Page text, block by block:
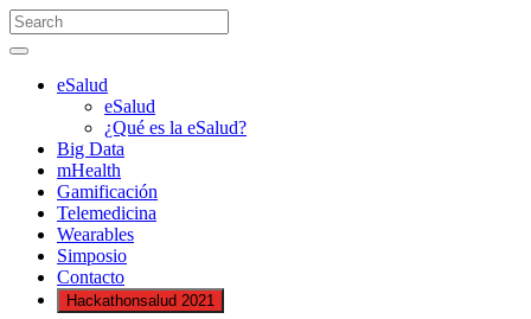
eSalud
eSalud
¿Qué es la eSalud?
Big Data
mHealth
Gamificación
Telemedicina
Wearables
Simposio
Contacto
Hackathonsalud 2021